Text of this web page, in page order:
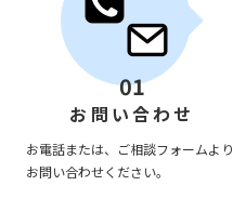
01
お問い合わせ
お電話または、ご相談フォームより
お問い合わせください。